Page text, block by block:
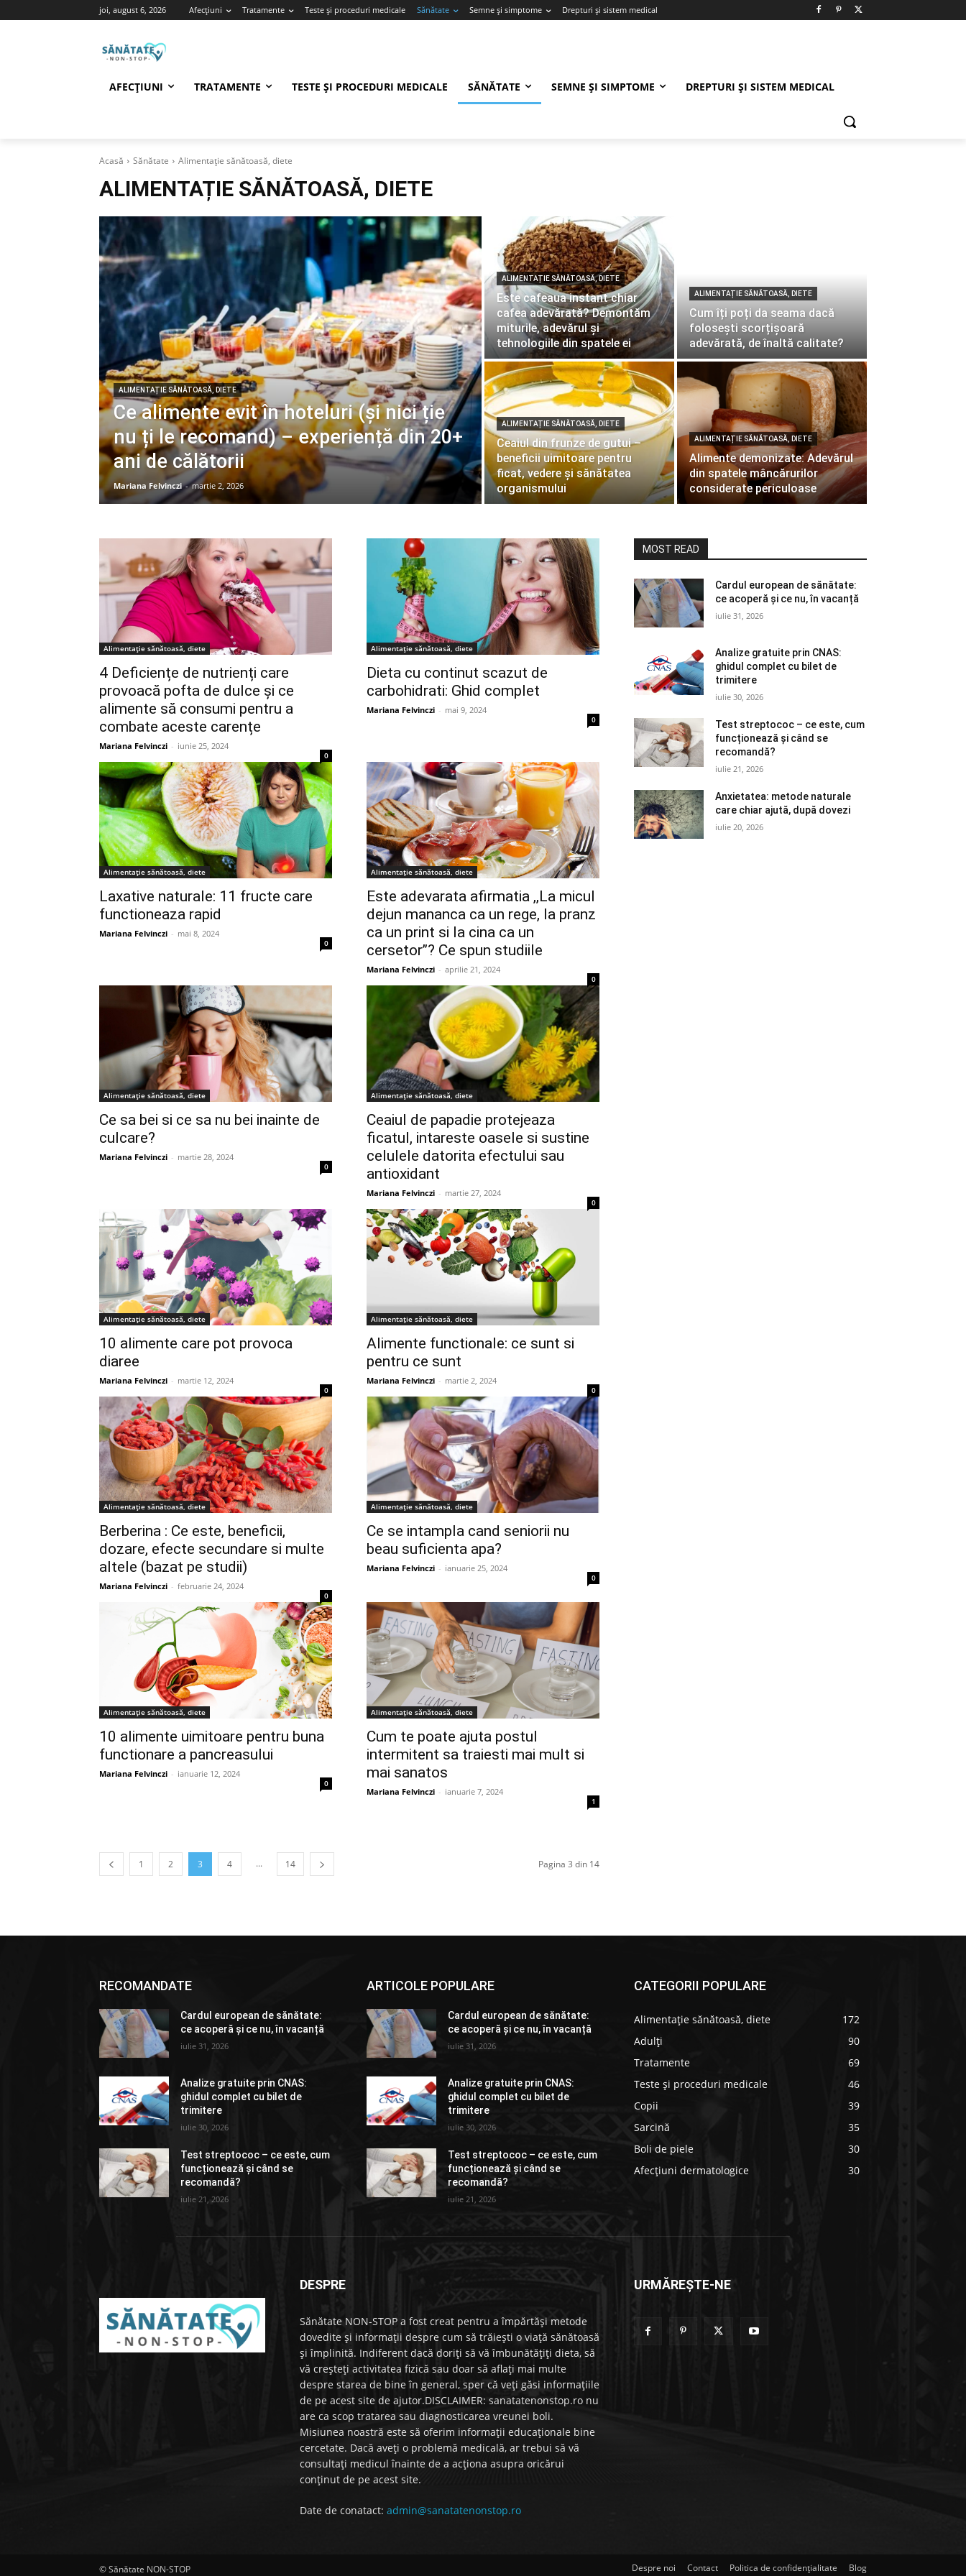
joi, august 6, 2026 Afecțiuni Tratamente Teste și proceduri medicale Sănătate Semne și simptome Drepturi și sistem medical
AFECȚIUNI TRATAMENTE TESTE ȘI PROCEDURI MEDICALE SĂNĂTATE SEMNE ȘI SIMPTOME DREPTURI ȘI SISTEM MEDICAL
Acasă Sănătate Alimentație sănătoasă, diete
ALIMENTAȚIE SĂNĂTOASĂ, DIETE
ALIMENTAȚIE SĂNĂTOASĂ, DIETE
Ce alimente evit în hoteluri (și nici ție
nu ți le recomand) – experiență din 20+
ani de călătorii
Mariana Felvinczi - martie 2, 2026
ALIMENTAȚIE SĂNĂTOASĂ, DIETE
Este cafeaua instant chiar
cafea adevărată? Demontăm
miturile, adevărul și
tehnologiile din spatele ei
ALIMENTAȚIE SĂNĂTOASĂ, DIETE
Cum îți poți da seama dacă
folosești scorțișoară
adevărată, de înaltă calitate?
ALIMENTAȚIE SĂNĂTOASĂ, DIETE
Ceaiul din frunze de gutui –
beneficii uimitoare pentru
ficat, vedere și sănătatea
organismului
ALIMENTAȚIE SĂNĂTOASĂ, DIETE
Alimente demonizate: Adevărul
din spatele mâncărurilor
considerate periculoase
Alimentație sănătoasă, diete
4 Deficiențe de nutrienți care
provoacă pofta de dulce și ce
alimente să consumi pentru a
combate aceste carențe
Mariana Felvinczi - iunie 25, 2024
0
Alimentație sănătoasă, diete
Dieta cu continut scazut de
carbohidrati: Ghid complet
Mariana Felvinczi - mai 9, 2024
0
Alimentație sănătoasă, diete
Laxative naturale: 11 fructe care
functioneaza rapid
Mariana Felvinczi - mai 8, 2024
0
Alimentație sănătoasă, diete
Este adevarata afirmatia ,,La micul
dejun mananca ca un rege, la pranz
ca un print si la cina ca un
cersetor’’? Ce spun studiile
Mariana Felvinczi - aprilie 21, 2024
0
Alimentație sănătoasă, diete
Ce sa bei si ce sa nu bei inainte de
culcare?
Mariana Felvinczi - martie 28, 2024
0
Alimentație sănătoasă, diete
Ceaiul de papadie protejeaza
ficatul, intareste oasele si sustine
celulele datorita efectului sau
antioxidant
Mariana Felvinczi - martie 27, 2024
0
Alimentație sănătoasă, diete
10 alimente care pot provoca
diaree
Mariana Felvinczi - martie 12, 2024
0
Alimentație sănătoasă, diete
Alimente functionale: ce sunt si
pentru ce sunt
Mariana Felvinczi - martie 2, 2024
0
Alimentație sănătoasă, diete
Berberina : Ce este, beneficii,
dozare, efecte secundare si multe
altele (bazat pe studii)
Mariana Felvinczi - februarie 24, 2024
0
Alimentație sănătoasă, diete
Ce se intampla cand seniorii nu
beau suficienta apa?
Mariana Felvinczi - ianuarie 25, 2024
0
Alimentație sănătoasă, diete
10 alimente uimitoare pentru buna
functionare a pancreasului
Mariana Felvinczi - ianuarie 12, 2024
0
Alimentație sănătoasă, diete
Cum te poate ajuta postul
intermitent sa traiesti mai mult si
mai sanatos
Mariana Felvinczi - ianuarie 7, 2024
1
1 2 3 4 ... 14 Pagina 3 din 14
MOST READ
Cardul european de sănătate:
ce acoperă și ce nu, în vacanță
iulie 31, 2026
Analize gratuite prin CNAS:
ghidul complet cu bilet de
trimitere
iulie 30, 2026
Test streptococ – ce este, cum
funcționează și când se
recomandă?
iulie 21, 2026
Anxietatea: metode naturale
care chiar ajută, după dovezi
iulie 20, 2026
RECOMANDATE
Cardul european de sănătate:
ce acoperă și ce nu, în vacanță
iulie 31, 2026
Analize gratuite prin CNAS:
ghidul complet cu bilet de
trimitere
iulie 30, 2026
Test streptococ – ce este, cum
funcționează și când se
recomandă?
iulie 21, 2026
ARTICOLE POPULARE
Cardul european de sănătate:
ce acoperă și ce nu, în vacanță
iulie 31, 2026
Analize gratuite prin CNAS:
ghidul complet cu bilet de
trimitere
iulie 30, 2026
Test streptococ – ce este, cum
funcționează și când se
recomandă?
iulie 21, 2026
CATEGORII POPULARE
Alimentație sănătoasă, diete
172
Adulți
90
Tratamente
69
Teste și proceduri medicale
46
Copii
39
Sarcină
35
Boli de piele
30
Afecțiuni dermatologice
30
DESPRE
Sănătate NON-STOP a fost creat pentru a împărtăși metode
dovedite și informații despre cum să trăiești o viață sănătoasă
și împlinită. Indiferent dacă doriți să vă îmbunătățiți dieta, să
vă creșteți activitatea fizică sau doar să aflați mai multe
despre starea de bine în general, sper că veți găsi informațiile
de pe acest site de ajutor.DISCLAIMER: sanatatenonstop.ro nu
are ca scop tratarea sau diagnosticarea vreunei boli.
Misiunea noastră este să oferim informații educaționale bine
cercetate. Dacă aveți o problemă medicală, ar trebui să vă
consultați medicul înainte de a acționa asupra oricărui
conținut de pe acest site.
Date de conatact: admin@sanatatenonstop.ro
URMĂREȘTE-NE
© Sănătate NON-STOP Despre noi Contact Politica de confidențialitate Blog